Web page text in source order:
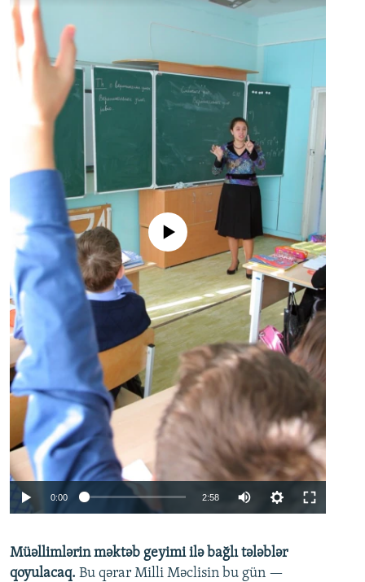
No media source currently available
0:00 2:58
360p
480p
Müəllimlərin məktəb geyimi ilə bağlı tələblər
qoyulacaq. Bu qərar Milli Məclisin bu gün —